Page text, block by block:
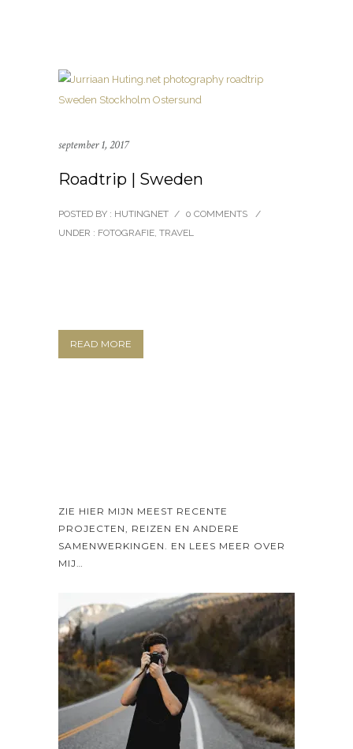
september 1, 2017
Roadtrip | Sweden
POSTED BY : HUTINGNET / 0 COMMENTS
/
UNDER : FOTOGRAFIE, TRAVEL
READ MORE
ZIE HIER MIJN MEEST RECENTE
PROJECTEN, REIZEN EN ANDERE
SAMENWERKINGEN. EN LEES MEER OVER
MIJ…